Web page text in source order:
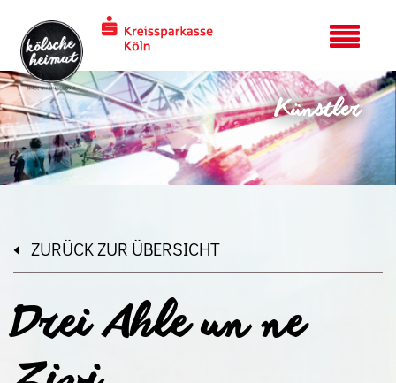
Künstler
ZURÜCK ZUR ÜBERSICHT
Drei Ahle un ne